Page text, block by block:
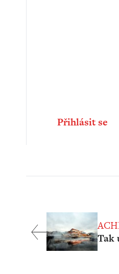
Přihlásit se
Tak